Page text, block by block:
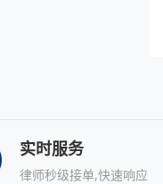
实时服务
律师秒级接单,快速响应